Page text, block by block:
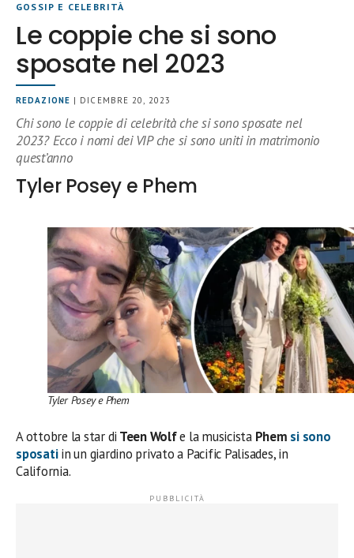
GOSSIP E CELEBRITÀ
Le coppie che si sono
sposate nel 2023
REDAZIONE | DICEMBRE 20, 2023
Chi sono le coppie di celebrità che si sono sposate nel
2023? Ecco i nomi dei VIP che si sono uniti in matrimonio
quest’anno
Tyler Posey e Phem
Tyler Posey e Phem
A ottobre la star di Teen Wolfe la musicista Phem si sono
sposati in un giardino privato a Pacific Palisades, in
California.